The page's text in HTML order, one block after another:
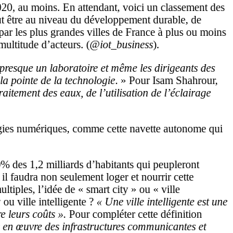
au moins. En attendant, voici un classement des
être au niveau du développement durable, de
les plus grandes villes de France à plus ou moins
d’acteurs. (@iot_business).
un laboratoire et même les dirigeants des
pointe de la technologie. » Pour Isam Shahrour,
des eaux, de l’utilisation de l’éclairage
numériques, comme cette navette autonome qui
des 1,2 milliards d’habitants qui peupleront
faudra non seulement loger et nourrir cette
l’idée de « smart city » ou « ville
ou ville intelligente ? « Une ville intelligente est une
leurs coûts ». Pour compléter cette définition
œuvre des infrastructures communicantes et